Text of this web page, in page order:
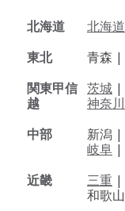
北海道
北海道
東北
青森 |
関東甲信
越
茨城 |
神奈川
中部
新潟 |
岐阜 |
近畿
三重 |
和歌山